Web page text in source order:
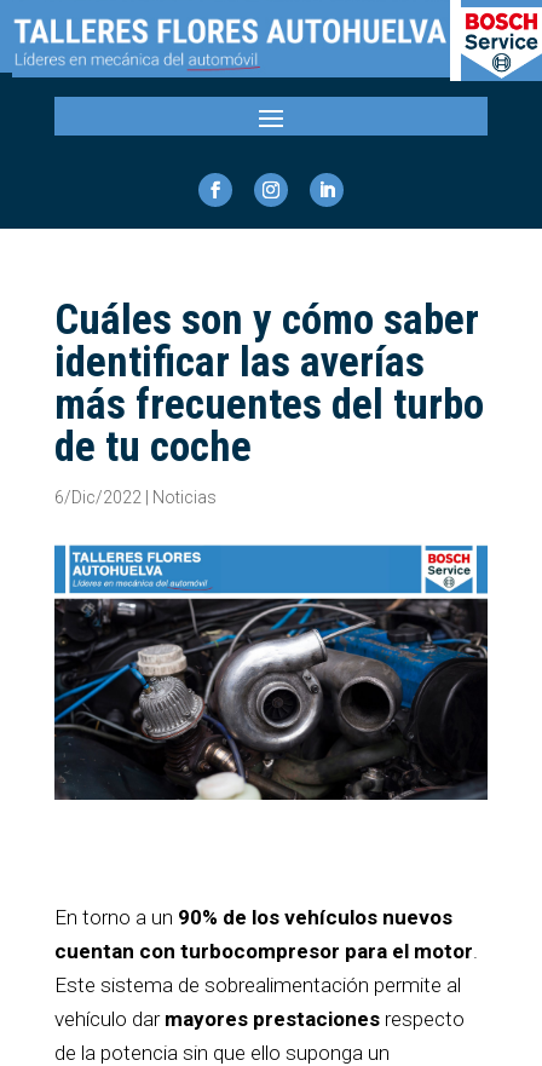
Cuáles son y cómo saber
identificar las averías
más frecuentes del turbo
de tu coche
6/Dic/2022 | Noticias
En torno a un 90% de los vehículos nuevos
cuentan con turbocompresor para el motor
Este sistema de sobrealimentación permite al
vehículo dar mayores prestacionesrespecto
de la potencia sin que ello suponga un